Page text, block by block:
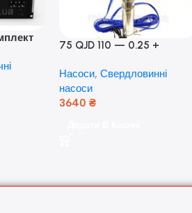
Anern
50А
75 QJD 110 — 0.25 +
Мідь!
Насоси, Свердловинні
насоси
3640 ₴